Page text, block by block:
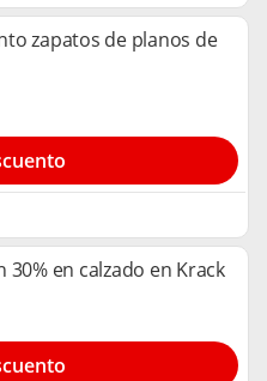
zapatos de planos de
30% en calzado en Krack